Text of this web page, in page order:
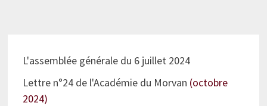
L'assemblée générale du 6 juillet 2024
Lettre n°24 de l'Académie du Morvan (octobre
2024)